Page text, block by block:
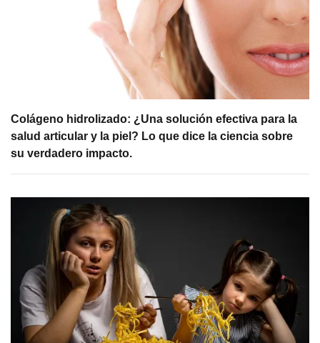
Colágeno hidrolizado: ¿Una solución efectiva para la
salud articular y la piel? Lo que dice la ciencia sobre
su verdadero impacto.